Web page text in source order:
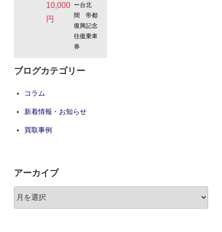
ー台北
間 帝都
復興記念
往復乗車
券
10,000
円
ブログカテゴリー
コラム
新着情報・お知らせ
買取事例
アーカイブ